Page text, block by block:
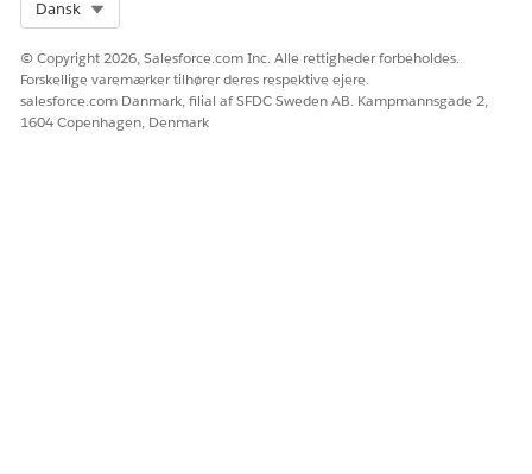
Dansk
© Copyright 2026, Salesforce.com Inc. Alle rettigheder forbeholdes.
Forskellige varemærker tilhører deres respektive ejere.
salesforce.com Danmark, filial af SFDC Sweden AB. Kampmannsgade 2,
1604 Copenhagen, Denmark